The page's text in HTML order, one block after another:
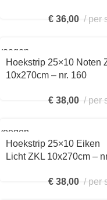
€ 36,00 per
Hoekstrip 25×10 Noten
10x270cm – nr. 160
€ 38,00 per
Hoekstrip 25×10 Eiken
Licht ZKL 10x270cm –
€ 38,00 per